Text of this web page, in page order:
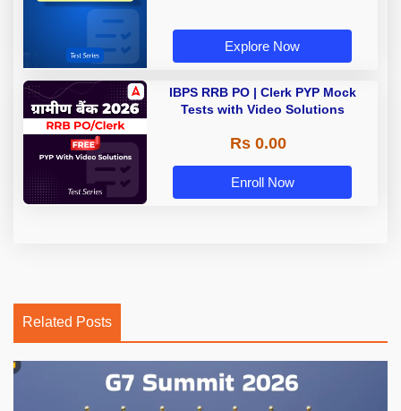
Explore Now
IBPS RRB PO | Clerk PYP Mock
Tests with Video Solutions
Rs 0.00
Enroll Now
Related Posts